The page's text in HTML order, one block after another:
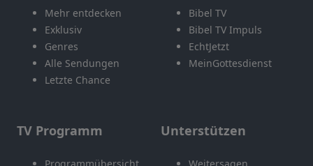
Mehr entdecken
Exklusiv
Genres
Alle Sendungen
Letzte Chance
Bibel TV
Bibel TV Impuls
EchtJetzt
MeinGottesdienst
TV Programm
Programmübersicht
Unterstützen
Weitersagen